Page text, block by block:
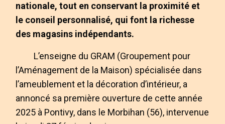
nationale, tout en conservant la proximité et
le conseil personnalisé, qui font la richesse
des magasins indépendants.
L’enseigne du GRAM (Groupement pour
l’Aménagement de la Maison) spécialisée dans
l’ameublement et la décoration d’intérieur, a
annoncé sa première ouverture de cette année
2025 à Pontivy, dans le Morbihan (56), intervenue